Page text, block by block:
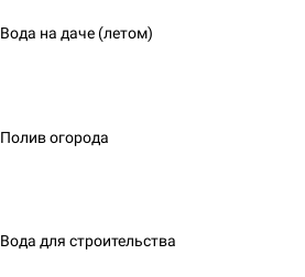
Вода на даче (летом)
Полив огорода
Вода для строительства